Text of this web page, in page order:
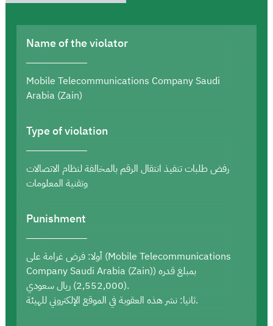
Name of the violator
Mobile Telecommunications Company Saudi
Arabia (Zain)
Type of violation
رفض طلبات تنفيذ انتقال الرقم بالمخالفة لنظام الاتصالات
وتقنية المعلومات
Punishment
أولا: فرض غرامة على (Mobile Telecommunications
Company Saudi Arabia (Zain)) بمبلغ قدره
(2,552,000) ريال سعودي.
ثانيا: نشر هذه العقوبة في الموقع الإلكتروني للهيئة.